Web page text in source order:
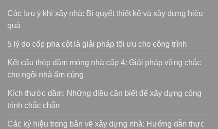
Các lưu ý khi xây nhà: Bí quyết thiết kế và xây dựng hiệu
quả
5 lý do cốp pha cột là giải pháp tối ưu cho công trình
Kết cấu thép dầm móng nhà cấp 4: Giải pháp vững chắc
cho ngôi nhà ấm cúng
Kích thước dầm: Những điều cần biết để xây dựng công
trình chắc chắn
Các ký hiệu trong bản vẽ xây dựng nhà: Hướng dẫn thực